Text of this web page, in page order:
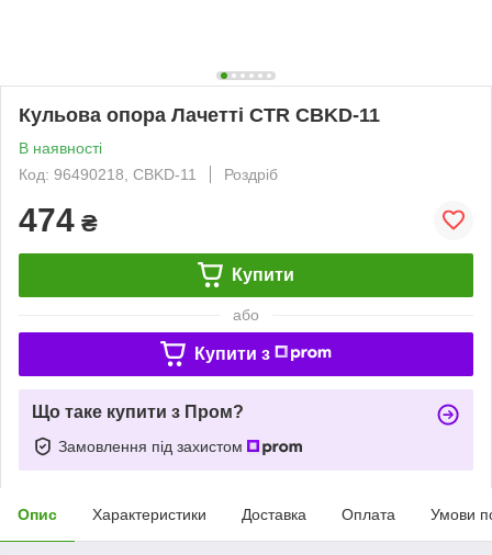
Кульова опора Лачетті CTR CBKD-11
В наявності
Код: 96490218, CBKD-11
Роздріб
474 ₴
Купити
або
Купити з
Що таке купити з Пром?
Замовлення під захистом
Опис Характеристики Доставка Оплата Умови